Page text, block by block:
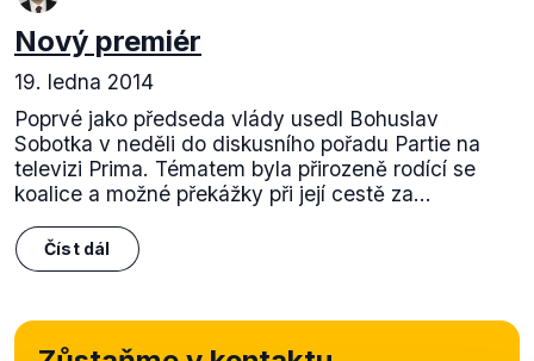
Nový premiér
19. ledna 2014
Poprvé jako předseda vlády usedl Bohuslav
Sobotka v neděli do diskusního pořadu Partie na
televizi Prima. Tématem byla přirozeně rodící se
koalice a možné překážky při její cestě za...
Číst dál